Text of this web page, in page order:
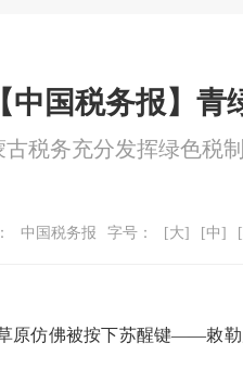
【中国税务报】
古税务充分发挥绿色税
中国税务报 字号： [大] [中]
原仿佛被按下苏醒键——敕